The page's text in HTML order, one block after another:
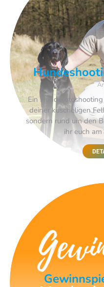
Ein
deiner kuscheligen
sondern rund um den
ihr euch